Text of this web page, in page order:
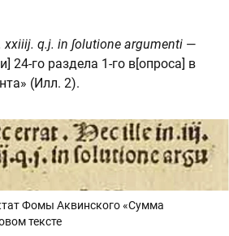
q.j. in ∫olutione argumenti —
24-го раздела 1-го в[опроса] в
(Илл. 2).
Фомы Аквинского «Сумма
тексте